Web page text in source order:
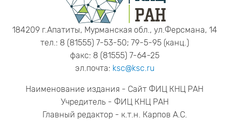
184209 г.Апатиты, Мурманская обл., ул.Ферсмана, 14
тел.: 8 (81555) 7-53-50; 79-5-95 (канц.)
факс: 8 (81555) 7-64-25
эл.почта: ksc@ksc.ru
Наименование издания - Сайт ФИЦ КНЦ РАН
Учредитель - ФИЦ КНЦ РАН
Главный редактор - к.т.н. Карпов А.С.